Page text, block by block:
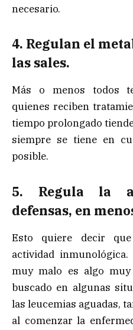
necesario.
4. Regulan el
las sales.
Más o menos todos
quienes reciben
tiempo prolongado
siempre se tiene en
posible.
5. Regula la
defensas, en
Esto quiere decir
actividad
muy malo es algo muy
buscado en algunas
las leucemias aguadas,
al comenzar la